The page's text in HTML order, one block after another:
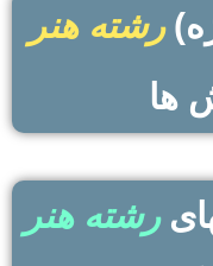
رشته هنر
ها
رشته هنر